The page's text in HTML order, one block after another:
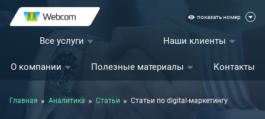
показать номер
Все услуги Наши клиенты
О компании Полезные материалы Контакты
Главная Аналитика Статьи Статьи по digital-маркетингу